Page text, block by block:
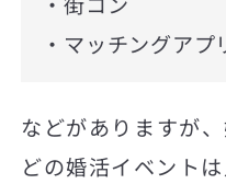
・マッチングアプ
などがありますが
どの婚活イベント